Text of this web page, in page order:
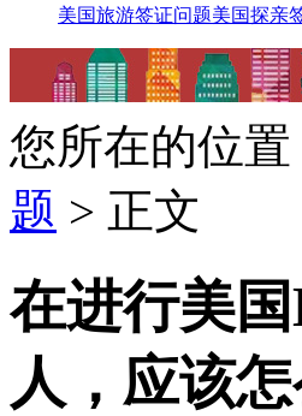
美国旅游签证问题美国探亲
您所在的位置
题 > 正文
在进行美
人，应该